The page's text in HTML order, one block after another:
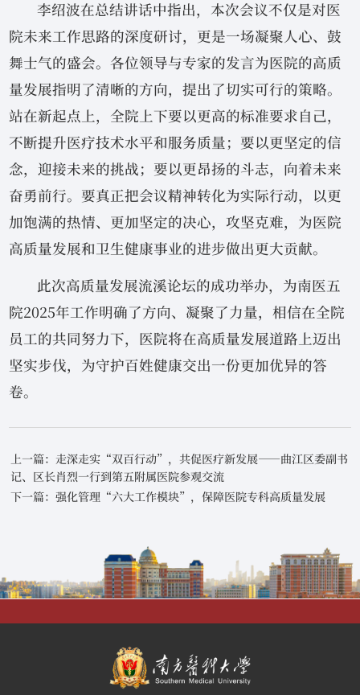
李绍波在总结讲话中指出，本次会议不仅是对医
院未来工作思路的深度研讨，更是一场凝聚人心、鼓
舞士气的盛会。各位领导与专家的发言为医院的高质
量发展指明了清晰的方向，提出了切实可行的策略。
站在新起点上，全院上下要以更高的标准要求自己，
不断提升医疗技术水平和服务质量；要以更坚定的信
念，迎接未来的挑战；要以更昂扬的斗志，向着未来
奋勇前行。要真正把会议精神转化为实际行动，以更
加饱满的热情、更加坚定的决心，攻坚克难，为医院
高质量发展和卫生健康事业的进步做出更大贡献。
此次高质量发展流溪论坛的成功举办，为南医五
院2025年工作明确了方向、凝聚了力量，相信在全院
员工的共同努力下，医院将在高质量发展道路上迈出
坚实步伐，为守护百姓健康交出一份更加优异的答
卷。
上一篇：走深走实“双百行动”，共促医疗新发展——曲江区委副书
记、区长肖烈一行到第五附属医院参观交流
下一篇：强化管理“六大工作模块”，保障医院专科高质量发展